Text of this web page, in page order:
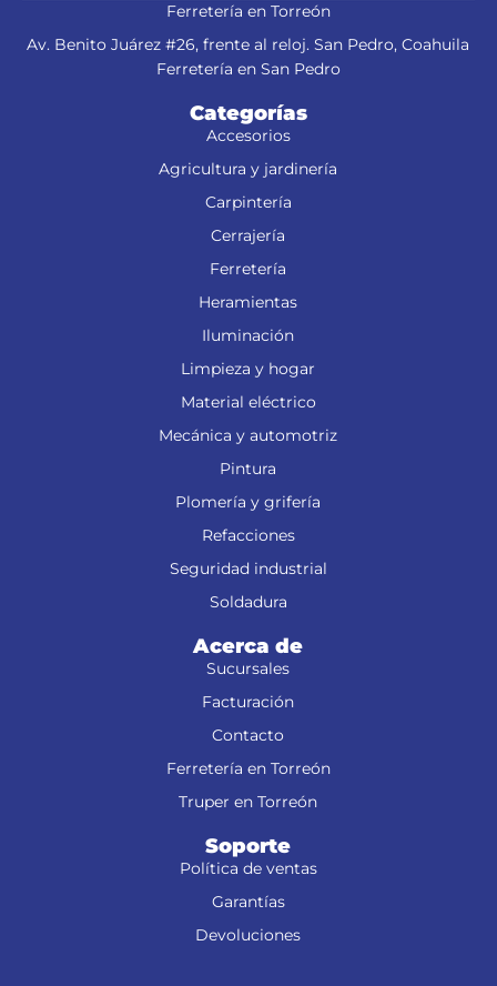
Ferretería en Torreón
Av. Benito Juárez #26, frente al reloj. San Pedro, Coahuila
Ferretería en San Pedro
Categorías
Accesorios
Agricultura y jardinería
Carpintería
Cerrajería
Ferretería
Heramientas
Iluminación
Limpieza y hogar
Material eléctrico
Mecánica y automotriz
Pintura
Plomería y grifería
Refacciones
Seguridad industrial
Soldadura
Acerca de
Sucursales
Facturación
Contacto
Ferretería en Torreón
Truper en Torreón
Soporte
Política de ventas
Garantías
Devoluciones